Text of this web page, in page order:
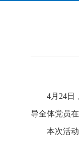
4月24日
导全体党员
本次活